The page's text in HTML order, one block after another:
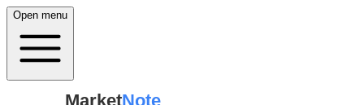
Open menu
MarketNote